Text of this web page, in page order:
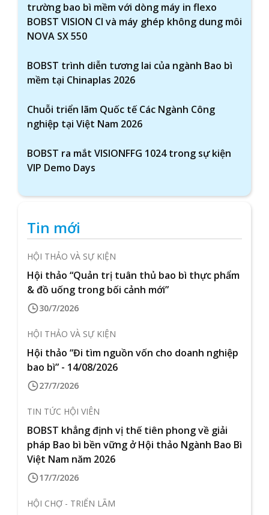
trường bao bì mềm với dòng máy in flexo
BOBST VISION CI và máy ghép không dung môi
NOVA SX 550
BOBST trình diễn tương lai của ngành Bao bì
mềm tại Chinaplas 2026
Chuỗi triển lãm Quốc tế Các Ngành Công
nghiệp tại Việt Nam 2026
BOBST ra mắt VISIONFFG 1024 trong sự kiện
VIP Demo Days
Tin mới
HỘI THẢO VÀ SỰ KIỆN
Hội thảo “Quản trị tuân thủ bao bì thực phẩm
& đồ uống trong bối cảnh mới”
30/7/2026
HỘI THẢO VÀ SỰ KIỆN
Hội thảo “Đi tìm nguồn vốn cho doanh nghiệp
bao bì” - 14/08/2026
27/7/2026
TIN TỨC HỘI VIÊN
BOBST khẳng định vị thế tiên phong về giải
pháp Bao bì bền vững ở Hội thảo Ngành Bao Bì
Việt Nam năm 2026
17/7/2026
HỘI CHỢ - TRIỂN LÃM